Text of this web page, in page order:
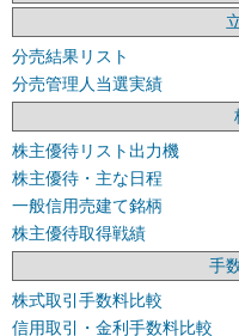
分売結果リスト
分売管理人当選実績
株主優待リスト出力機
株主優待・主な日程
一般信用売建て銘柄
株主優待取得戦績
手
株式取引手数料比較
信用取引・金利手数料比較